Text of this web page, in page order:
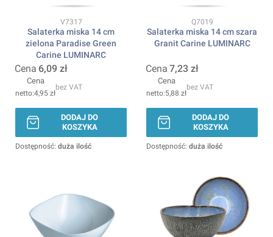
Kod produktu
V7317
Salaterka miska 14 cm
zielona Paradise Green
Carine LUMINARC
Cena 6,09 zł
Cena
4,95 zł
bez VAT
DODAJ DO
KOSZYKA
Dostępność: duża ilość
Kod produktu
Q7019
Salaterka miska 14 cm szara
Granit Carine LUMINARC
Cena 7,23 zł
Cena
5,88 zł
bez VAT
DODAJ DO
KOSZYKA
Dostępność: duża ilość